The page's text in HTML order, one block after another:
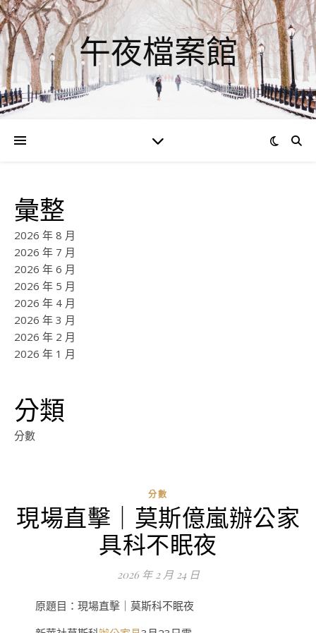
午夜檔案館
彙整
2026 年 8 月
2026 年 7 月
2026 年 6 月
2026 年 5 月
2026 年 4 月
2026 年 3 月
2026 年 2 月
2026 年 1 月
分類
分數
分數
現場直擊｜莫斯億嵐辦公家
具科不眠夜
2026 年 2 月 24 日
原題目：現場直擊｜莫斯科不眠夜